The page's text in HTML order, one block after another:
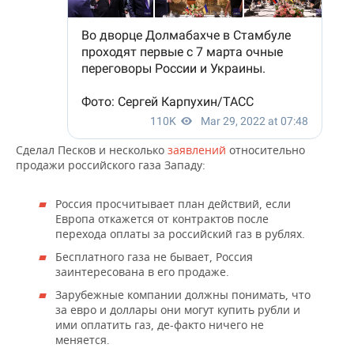
Сделал Песков и несколько заявлений относительно
продажи российского газа Западу:
Россия просчитывает план действий, если
Европа откажется от контрактов после
перехода оплаты за российский газ в рублях.
Бесплатного газа не бывает, Россия
заинтересована в его продаже.
Зарубежные компании должны понимать, что
за евро и доллары они могут купить рубли и
ими оплатить газ, де-факто ничего не
меняется.